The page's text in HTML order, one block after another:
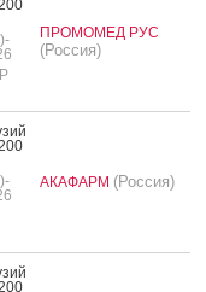
ПРОМОМЕД РУС
(Россия)
АКАФАРМ (Россия)